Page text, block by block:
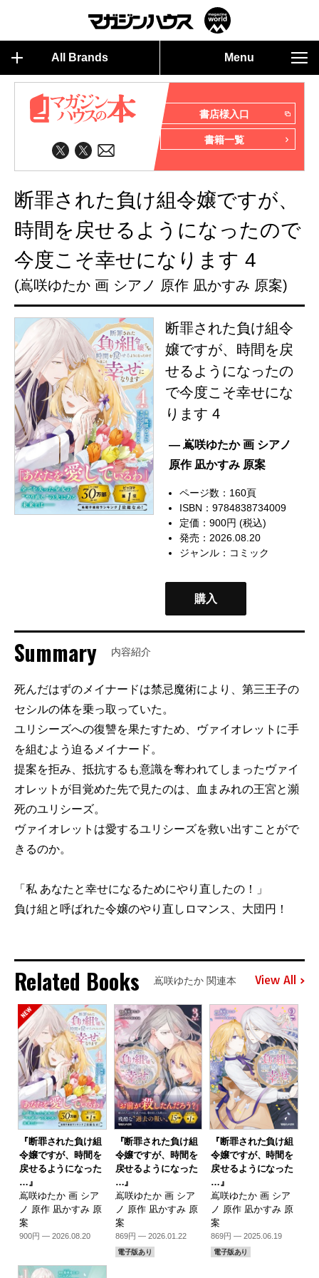
All Brands Menu
書店様入口
書籍一覧
断罪された負け組令嬢ですが、
時間を戻せるようになったので
今度こそ幸せになります 4
(嶌咲ゆたか 画 シアノ 原作 凪かすみ 原案)
断罪された負け組令
嬢ですが、時間を戻
せるようになったの
で今度こそ幸せにな
ります 4
— 嶌咲ゆたか 画 シアノ
原作 凪かすみ 原案
ページ数：160頁
ISBN：9784838734009
定価：900円 (税込)
発売：2026.08.20
ジャンル： コミック
購入
Summary 内容紹介
死んだはずのメイナードは禁忌魔術により、第三王子の
セシルの体を乗っ取っていた。
ユリシーズへの復讐を果たすため、ヴァイオレットに手
を組むよう迫るメイナード。
提案を拒み、抵抗するも意識を奪われてしまったヴァイ
オレットが目覚めた先で見たのは、血まみれの王宮と瀕
死のユリシーズ。
ヴァイオレットは愛するユリシーズを救い出すことがで
きるのか。
「私 あなたと幸せになるためにやり直したの！」
負け組と呼ばれた令嬢のやり直しロマンス、大団円！
Related Books 嶌咲ゆたか 関連本 View All
『断罪された負け組
令嬢ですが、時間を
戻せるようになった
…』
嶌咲ゆたか 画 シア
ノ 原作 凪かすみ 原
案
900円 — 2026.08.20
『断罪された負け組
令嬢ですが、時間を
戻せるようになった
…』
嶌咲ゆたか 画 シア
ノ 原作 凪かすみ 原
案
869円 — 2026.01.22
電子版あり
『断罪された負け組
令嬢ですが、時間を
戻せるようになった
…』
嶌咲ゆたか 画 シア
ノ 原作 凪かすみ 原
案
869円 — 2025.06.19
電子版あり